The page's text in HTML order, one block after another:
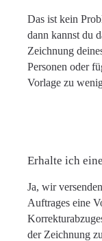
Das ist kein
dann kannst du
Zeichnung
Personen oder
Vorlage zu
Erhalte ich
Ja, wir
Auftrages eine
der Zeichnung